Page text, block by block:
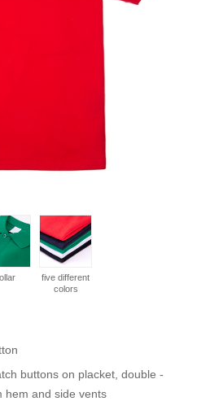
five different
colors
buttons on placket, double -
hem and side vents